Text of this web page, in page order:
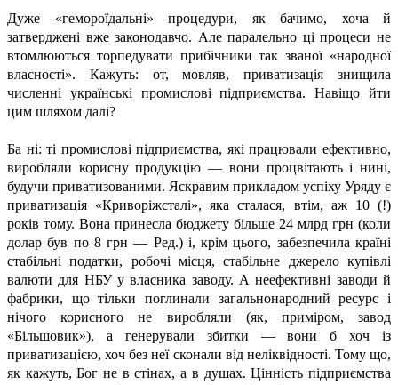
Дуже «гемороїдальні» процедури, як бачимо, хоча й
затверджені вже законодавчо. Але паралельно ці процеси не
втомлюються торпедувати прибічники так званої «народної
власності». Кажуть: от, мовляв, приватизація знищила
численні українські промислові підприємства. Навіщо йти
цим шляхом далі?
Ба ні: ті промислові підприємства, які працювали ефективно,
виробляли корисну продукцію — вони процвітають і нині,
будучи приватизованими. Яскравим прикладом успіху Уряду є
приватизація «Криворіжсталі», яка сталася, втім, аж 10 (!)
років тому. Вона принесла бюджету більше 24 млрд грн (коли
долар був по 8 грн — Ред.) і, крім цього, забезпечила країні
стабільні податки, робочі місця, стабільне джерело купівлі
валюти для НБУ у власника заводу. А неефективні заводи й
фабрики, що тільки поглинали загальнонародний ресурс і
нічого корисного не виробляли (як, приміром, завод
«Більшовик»), а генерували збитки — вони б хоч із
приватизацією, хоч без неї сконали від неліквідності. Тому що,
як кажуть, Бог не в стінах, а в душах. Цінність підприємства